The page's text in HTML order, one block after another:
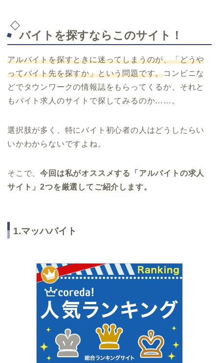
バイトを探すならこのサイト！
アルバイトを探すときに迷ってしまうのが、「どうや
ってバイト先を探すか」という問題です。コンビニな
どでタウンワークの情報誌をもらってくるか、それと
もバイト求人のサイトで探してみるのか……。
選択肢が多く、特にバイト初心者の人はどうしたらい
いかわからないですよね。
そこで、今回は私がオススメする「アルバイトの求人
サイト」2つを厳選してご紹介します。
1.マッハバイト